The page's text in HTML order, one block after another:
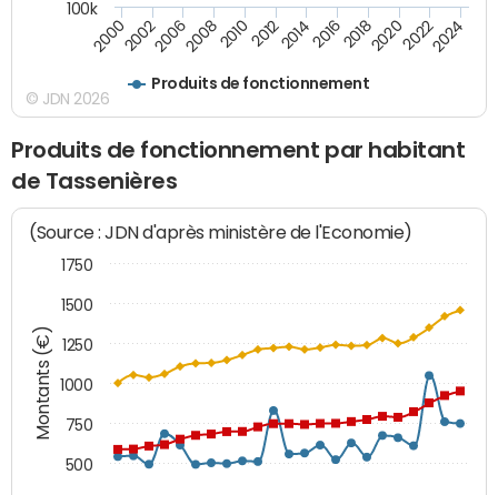
Produits de fonctionnement
200020022006200820102012201420162018202020222024
100k
© JDN 2026
Produits de fonctionnement par habitant
de Tassenières
Montants (€)
(Source : JDN d'après ministère de l'Economie)
500
750
1000
1250
1500
1750